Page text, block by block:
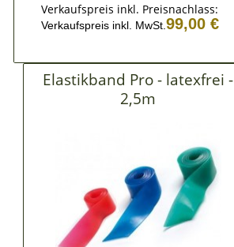
Verkaufspreis inkl. Preisnachlass:
Verkaufspreis inkl. MwSt.99,00 €
Elastikband Pro - latexfrei -
2,5m